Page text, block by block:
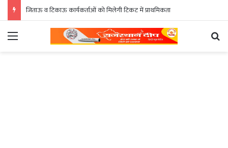
जिताऊ व टिकाऊ कार्यकर्ताओं को मिलेगी टिकट में प्राथमिकता
Menu